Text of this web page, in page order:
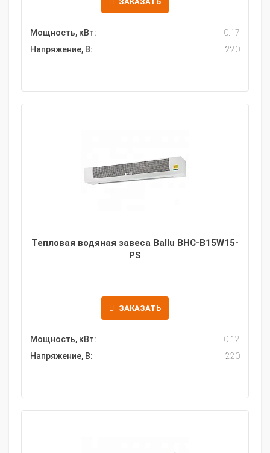
Мощность, кВт:
0.17
Напряжение, В:
220
Тепловая водяная завеса Ballu BHC-B15W15-
PS
ЗАКАЗАТЬ
Мощность, кВт:
0.12
Напряжение, В:
220